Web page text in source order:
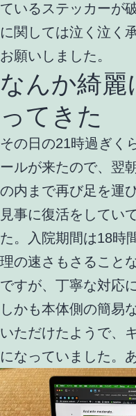
ているステッカーが
に関しては泣く泣く
お願いしました。
なんか綺麗
ってきた
その日の21時過ぎく
ールが来たので、翌
の内まで再び足を運
見事に復活をしてい
た。入院期間は18時
理の速さもさること
ですが、丁寧な対応
しかも本体側の簡易
いただけたようで、
になっていました。